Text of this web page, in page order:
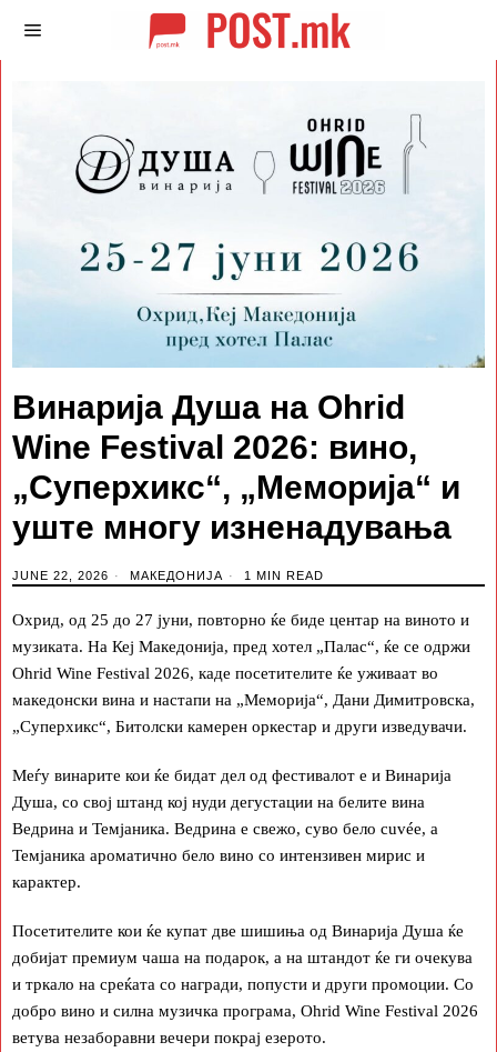
Винарија Душа на Ohrid
Wine Festival 2026: вино,
„Суперхикс“, „Меморија“ и
уште многу изненадувања
JUNE 22, 2026 МАКЕДОНИЈА 1 MIN READ
Охрид, од 25 до 27 јуни, повторно ќе биде центар на виното и
музиката. На Кеј Македонија, пред хотел „Палас“, ќе се одржи
Ohrid Wine Festival 2026, каде посетителите ќе уживаат во
македонски вина и настапи на „Меморија“, Дани Димитровска,
„Суперхикс“, Битолски камерен оркестар и други изведувачи.
Меѓу винарите кои ќе бидат дел од фестивалот е и Винарија
Душа, со свој штанд кој нуди дегустации на белите вина
Ведрина и Темјаника. Ведрина е свежо, суво бело cuvée, а
Темјаника ароматично бело вино со интензивен мирис и
карактер.
Посетителите кои ќе купат две шишиња од Винарија Душа ќе
добијат премиум чаша на подарок, а на штандот ќе ги очекува
и тркало на среќата со награди, попусти и други промоции. Со
добро вино и силна музичка програма, Ohrid Wine Festival 2026
ветува незаборавни вечери покрај езерото.